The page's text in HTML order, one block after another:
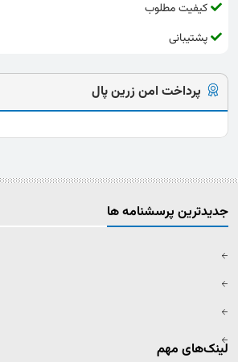
کیفیت مطلوب
پشتیبانی
پرداخت امن زرین پال
جدیدترین پرسشنامه ها
لینک‌های مهم